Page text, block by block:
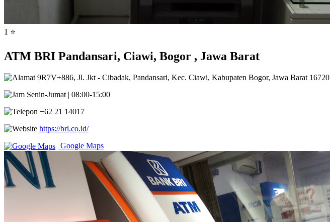
1 ⭐
ATM BRI Pandansari, Ciawi, Bogor , Jawa Barat
9R7V+886, Jl. Jkt - Cibadak, Pandansari, Kec. Ciawi, Kabupaten Bogor, Jawa Barat 16720
Senin-Jumat | 08:00-15:00
+62 21 14017
https://bri.co.id/
Google Maps